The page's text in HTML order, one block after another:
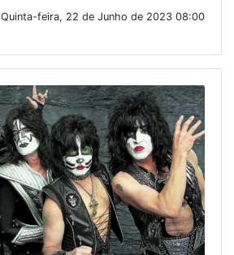
Quinta-feira, 22 de Junho de 2023 08:00